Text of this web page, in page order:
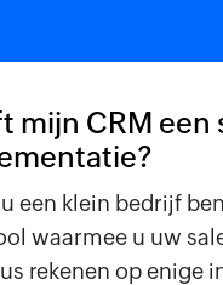
mijn CRM een
een klein bedrijf
waarmee u uw
rekenen op enige